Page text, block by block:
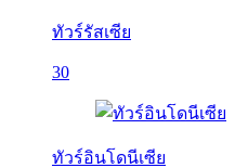
ทัวร์รัสเซีย
30
ทัวร์อินโดนีเซีย